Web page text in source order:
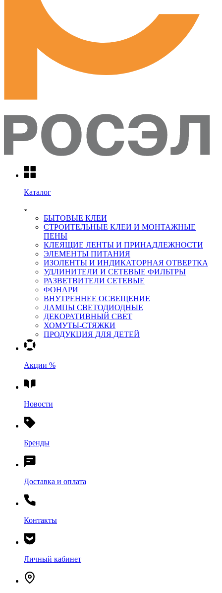
Каталог
БЫТОВЫЕ КЛЕИ
СТРОИТЕЛЬНЫЕ КЛЕИ И МОНТАЖНЫЕ
ПЕНЫ
КЛЕЯЩИЕ ЛЕНТЫ И ПРИНАДЛЕЖНОСТИ
ЭЛЕМЕНТЫ ПИТАНИЯ
ИЗОЛЕНТЫ И ИНДИКАТОРНАЯ ОТВЕРТКА
УДЛИНИТЕЛИ И СЕТЕВЫЕ ФИЛЬТРЫ
РАЗВЕТВИТЕЛИ СЕТЕВЫЕ
ФОНАРИ
ВНУТРЕННЕЕ ОСВЕЩЕНИЕ
ЛАМПЫ СВЕТОДИОДНЫЕ
ДЕКОРАТИВНЫЙ СВЕТ
ХОМУТЫ-СТЯЖКИ
ПРОДУКЦИЯ ДЛЯ ДЕТЕЙ
Акции %
Новости
Бренды
Доставка и оплата
Контакты
Личный кабинет